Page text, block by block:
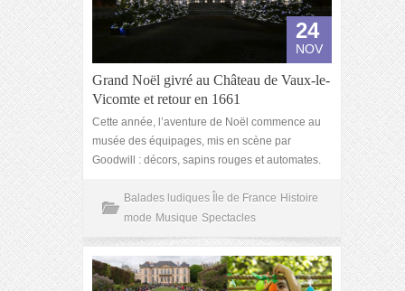
24
NOV
Grand Noël givré au Château de Vaux-le-
Vicomte et retour en 1661
Cette année, l’aventure de Noël commence au
musée des équipages, mis en scène par
Goodwill : décors, sapins rouges et automates.
Balades ludiques Île de France Histoire
mode Musique Spectacles